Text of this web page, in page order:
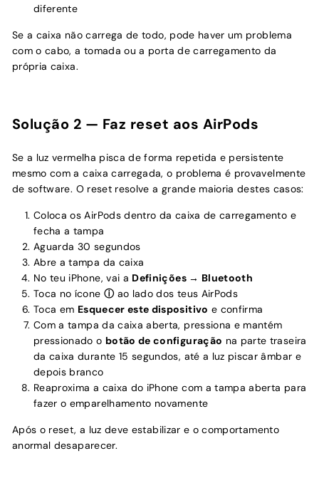
diferente
Se a caixa não carrega de todo, pode haver um problema
com o cabo, a tomada ou a porta de carregamento da
própria caixa.
Solução 2 — Faz reset aos AirPods
Se a luz vermelha pisca de forma repetida e persistente
mesmo com a caixa carregada, o problema é provavelmente
de software. O reset resolve a grande maioria destes casos:
Coloca os AirPods dentro da caixa de carregamento e
fecha a tampa
Aguarda 30 segundos
Abre a tampa da caixa
No teu iPhone, vai a Definições → Bluetooth
Toca no ícone ⓘao lado dos teus AirPods
Toca em Esquecer este dispositivo e confirma
Com a tampa da caixa aberta, pressiona e mantém
pressionado o botão de configuração na parte traseira
da caixa durante 15 segundos, até a luz piscar âmbar e
depois branco
Reaproxima a caixa do iPhone com a tampa aberta para
fazer o emparelhamento novamente
Após o reset, a luz deve estabilizar e o comportamento
anormal desaparecer.